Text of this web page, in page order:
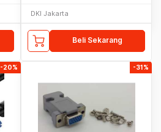
DKI Jakarta
Beli Sekarang
-20% -31%